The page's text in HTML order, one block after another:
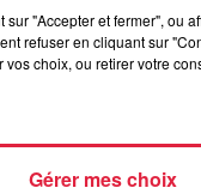
primaire du Neuhof
"Accepter et fermer", ou
refuser en cliquant sur
vos choix, ou retirer votre
Gérer mes choix